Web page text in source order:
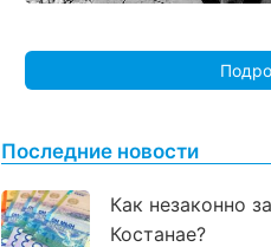
Последние новости
Как незаконно
Костанае?